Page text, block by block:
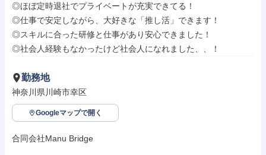
◎ほぼ定時退社でプライベートが充実できてる！
◎仕事で安定しながら、大好きな「推し活」できます！
◎スキルに合った研修と仕事があり安心できました！
◎社会人経験もなかったけど社会人になれました、、！
勤務地
神奈川県川崎市幸区
Googleマップで開く
合同会社Manu Bridge